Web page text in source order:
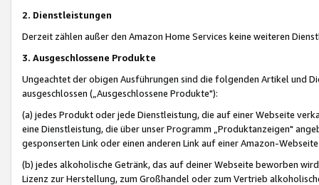
2. Dienstleistungen
Derzeit zählen außer den Amazon Home Services keine weiteren
3. Ausgeschlossene Produkte
Ungeachtet der obigen Ausführungen sind die folgenden Artikel und
ausgeschlossen („Ausgeschlossene Produkte"):
(a) jedes Produkt oder jede Dienstleistung, die auf einer Webseite
eine Dienstleistung, die über unser Programm „Produktanzeigen"
gesponserten Link oder einen anderen Link auf einer Amazon-
(b) jedes alkoholische Getränk, das auf deiner Webseite beworben
Lizenz zur Herstellung, zum Großhandel oder zum Vertrieb